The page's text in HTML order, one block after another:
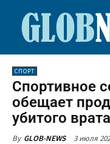
СПОРТ
Спортивное
обещает
убитого
By GLOB-NEWS 3 июля